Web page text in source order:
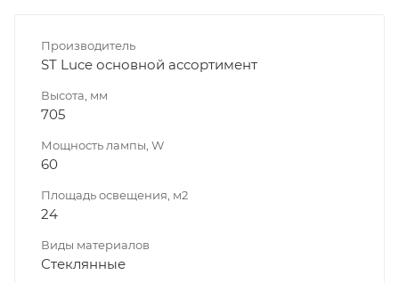
Производитель
ST Luce основной ассортимент
Высота, мм
705
Мощность лампы, W
60
Площадь освещения, м2
24
Виды материалов
Стеклянные